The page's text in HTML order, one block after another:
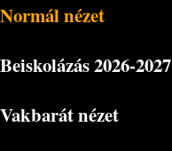
Normál nézet
Beiskolázás2026-2027
Vakbarát nézet